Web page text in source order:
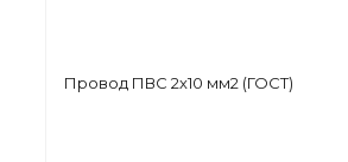
Провод ПВС 2х10 мм2 (ГОСТ)